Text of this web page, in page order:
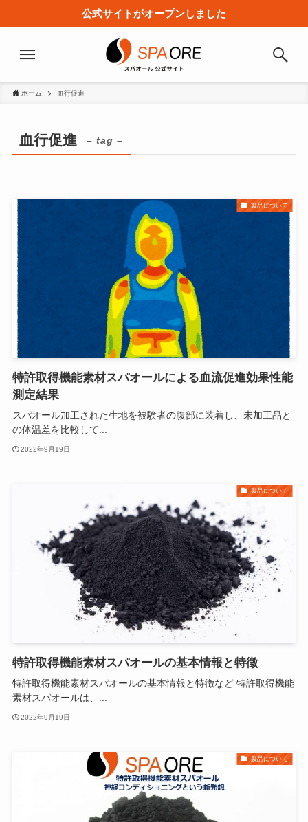
公式サイトがオープンしました
ホーム 血行促進
血行促進 – tag –
製品について
特許取得機能素材スパオールによる血流促進効果性能
測定結果
スパオール加工された生地を被験者の腹部に装着し、未加工品と
の体温差を比較して...
2022年9月19日
製品について
特許取得機能素材スパオールの基本情報と特徴
特許取得機能素材スパオールの基本情報と特徴など 特許取得機能
素材スパオールは、...
2022年9月19日
製品について